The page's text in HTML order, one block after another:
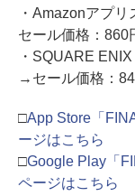
・Amazonアプ
セール価格：860
・SQUARE
→セール価格：
□App Store「
ージはこちら
□Google Play「
ページはこちら